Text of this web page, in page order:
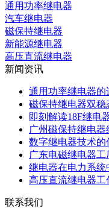
通用功率继电器
汽车继电器
磁保持继电器
新能源继电器
高压直流继电器
新闻资讯
通用功率继电器
磁保持继电器双稳
即刻解读18F继电
广州磁保持继电器
数字继电器技术
广东电磁继电器
继电器在电力系
高压直流继电器
联系我们